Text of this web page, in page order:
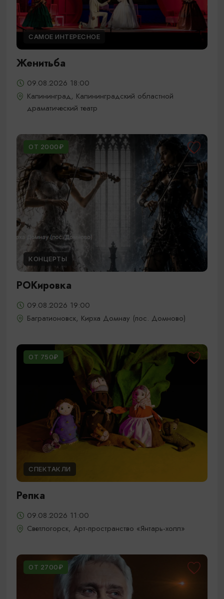
САМОЕ ИНТЕРЕСНОЕ
Женитьба
09.08.2026 18:00
Калининград, Калининградский областной
драматический театр
ОТ 2000₽
КОНЦЕРТЫ
РОКировка
09.08.2026 19:00
Багратионовск, Кирха Домнау (пос. Домново)
ОТ 750₽
СПЕКТАКЛИ
Репка
09.08.2026 11:00
Светлогорск, Арт-пространство «Янтарь-холл»
ОТ 2700₽